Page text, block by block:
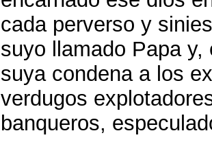
cada perverso y
suyo llamado Papa
suya condena a los
verdugos
banqueros,